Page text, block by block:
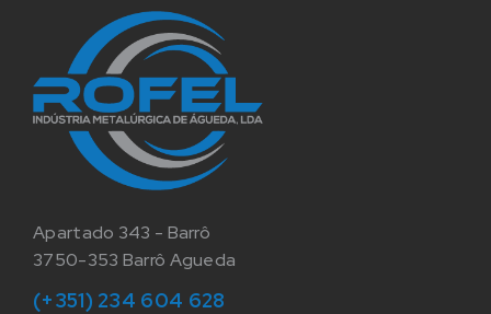
Apartado 343 - Barrô
3750-353 Barrô Agueda
(+351) 234 604 628